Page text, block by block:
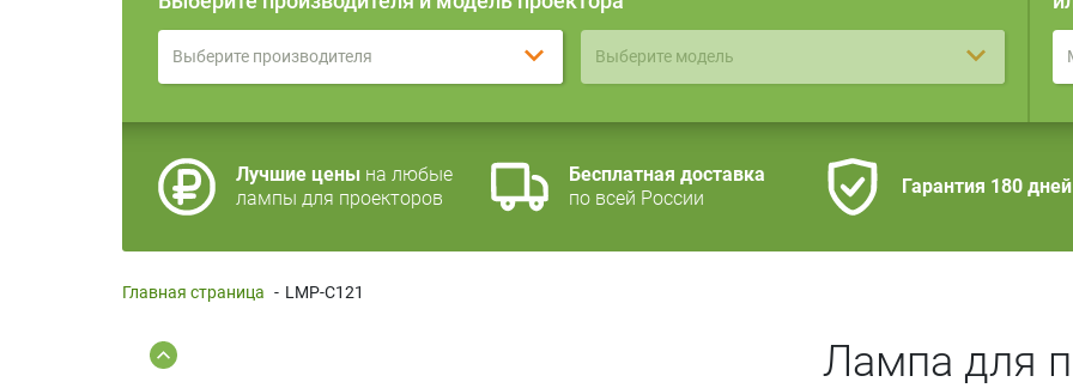
Выберите производителя Выберите модель
Лучшие цены на любые
лампы для проекторов
Бесплатная доставка
по всей России
Гарантия 180 дней
Главная страница - LMP-C121
Лампа для